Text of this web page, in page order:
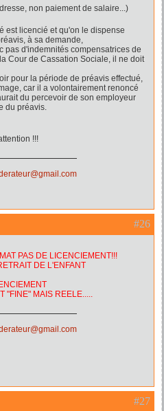
non paiement de salaire...)
est licencié et qu'on le dispense
à sa demande,
pas d'indemnités compensatrices de
Cour de Cassation Sociale, il ne doit
pour la période de préavis effectué,
car il a volontairement renoncé
du percevoir de son employeur
du préavis.
!!!
#26
PAS DE LICENCIEMENT!!!
DE L'ENFANT
"FINE" MAIS REELE.....
#27